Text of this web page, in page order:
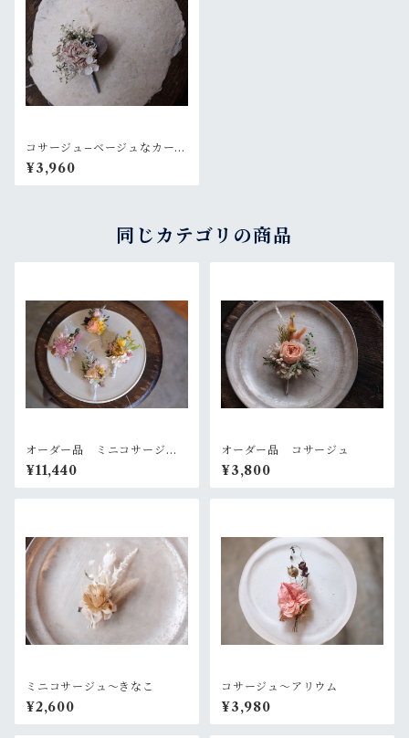
コサージュ–ベージュなカーネ
ーションとカスミソウ
¥3,960
同じカテゴリの商品
オーダー品 ミニコサージュ
４点セット
¥11,440
オーダー品 コサージュ
¥3,800
ミニコサージュ〜きなこ
¥2,600
コサージュ〜アリウム
¥3,980